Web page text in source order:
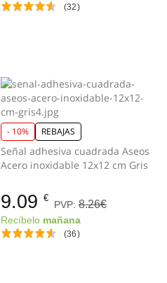
(32)
- 10% REBAJAS
Señal adhesiva cuadrada Aseos
Acero inoxidable 12x12 cm Gris
9.09 €
PVP: 8.26€
Recíbelo mañana
(36)